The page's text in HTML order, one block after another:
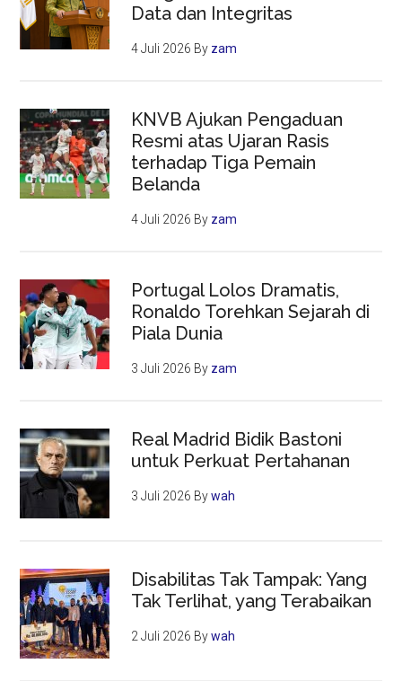
Data dan Integritas
4 Juli 2026 By zam
KNVB Ajukan Pengaduan
Resmi atas Ujaran Rasis
terhadap Tiga Pemain
Belanda
4 Juli 2026 By zam
Portugal Lolos Dramatis,
Ronaldo Torehkan Sejarah di
Piala Dunia
3 Juli 2026 By zam
Real Madrid Bidik Bastoni
untuk Perkuat Pertahanan
3 Juli 2026 Bywah
Disabilitas Tak Tampak: Yang
Tak Terlihat, yang Terabaikan
2 Juli 2026 Bywah